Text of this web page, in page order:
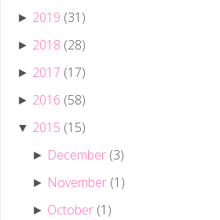
► 2019 (31)
► 2018 (28)
► 2017 (17)
► 2016 (58)
▼ 2015 (15)
► December (3)
► November (1)
► October (1)